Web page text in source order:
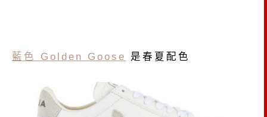
藍色 Golden Goose 是春夏配色